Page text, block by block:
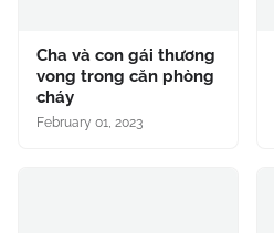
Cha và con gái thương
vong trong căn phòng
cháy
February 01, 2023